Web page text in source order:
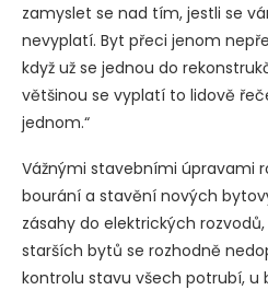
zamyslet se nad tím, jestli se
nevyplatí. Byt přeci jenom
když už se jednou do
většinou se vyplatí to lidově
jednom.“
Vážnými stavebními úpravami
bourání a stavění nových
zásahy do elektrických
starších bytů se rozhodně
kontrolu stavu všech potrubí, u